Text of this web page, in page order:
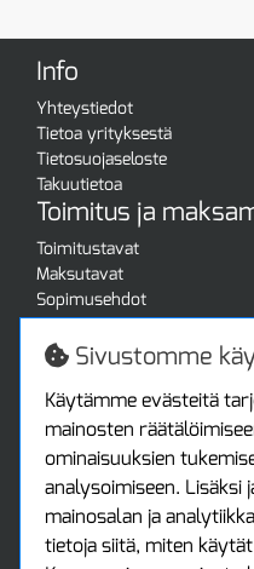
Info
Yhteystiedot
Tietoa yrityksestä
Tietosuojaseloste
Takuutietoa
Toimitus ja
Toimitustavat
Maksutavat
Sopimusehdot
Turvallista ostamista
Jälleenmyyjille
Tax free / verovapaa myynti
Asiakastilini
Asiakastili
Luo tili
Kirjaudu sisään
Ota yhteyttä
Sivustomme
Käytämme evästeitä
mainosten
ominaisuuksien
analysoimiseen. Lisäksi
mainosalan ja
tietoja siitä, miten